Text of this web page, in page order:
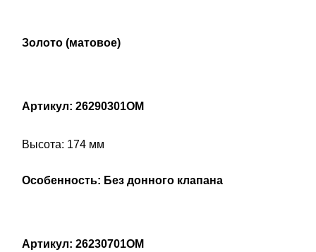
Золото (матовое)
Артикул: 26290301OM
Высота: 174 мм
Особенность: Без донного клапана
Артикул: 26230701OM